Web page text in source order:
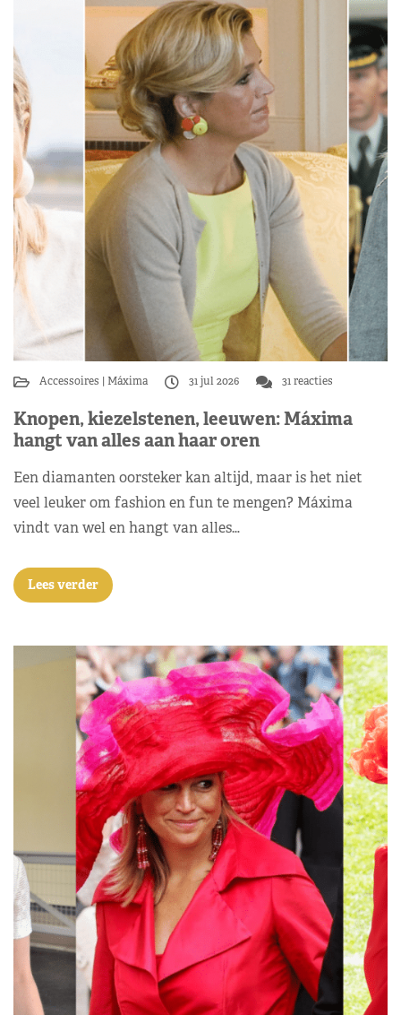
Accessoires Máxima 31 jul 2026 31 reacties
Knopen, kiezelstenen, leeuwen: Máxima
hangt van alles aan haar oren
Een diamanten oorsteker kan altijd, maar is het niet
veel leuker om fashion en fun te mengen? Máxima
vindt van wel en hangt van alles…
Lees verder